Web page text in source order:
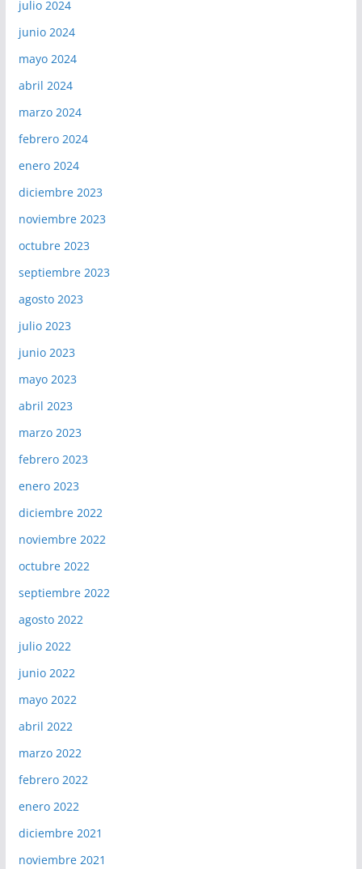
julio 2024
junio 2024
mayo 2024
abril 2024
marzo 2024
febrero 2024
enero 2024
diciembre 2023
noviembre 2023
octubre 2023
septiembre 2023
agosto 2023
julio 2023
junio 2023
mayo 2023
abril 2023
marzo 2023
febrero 2023
enero 2023
diciembre 2022
noviembre 2022
octubre 2022
septiembre 2022
agosto 2022
julio 2022
junio 2022
mayo 2022
abril 2022
marzo 2022
febrero 2022
enero 2022
diciembre 2021
noviembre 2021